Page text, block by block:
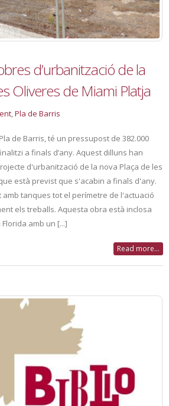
d’urbanització de la
Oliveres de Miami Platja
,Pla de Barris
de Barris, té un pressupost de 382.000
a finals d’any. Aquest dilluns han
d'urbanització de la nova Plaça de les
està previst que s'acabin a finals d'any.
amb tanques tot el perímetre de l'actuació
els treballs. Aquesta obra està inclosa
amb un [...]
Read more...